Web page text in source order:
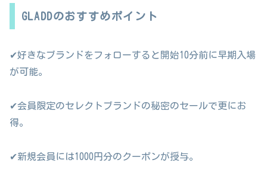
GLADDのおすすめポイント
✔好きなブランドをフォローすると開始10分前に早期入場
が可能。
✔会員限定のセレクトブランドの秘密のセールで更にお
得。
✔新規会員には1000円分のクーポンが授与。